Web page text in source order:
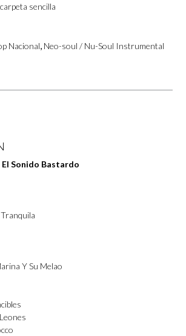
sencilla
Nacional, Neo-soul / Nu-Soul Instrumental
Sonido Bastardo
Y Su Melao